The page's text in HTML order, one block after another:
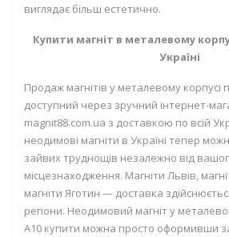
виглядає більш естетично.
Купити магніт в металевому
Україні
Продаж магнітів у металевому корпусі
доступний через зручний інтернет-
magnit88.com.ua з доставкою по всій
неодимові магніти в Україні тепер
зайвих труднощів незалежно від
місцезнаходження. Магніти Львів,
магніти Яготин — доставка
регіони. Неодимовий магніт у
А10 купити можна просто оформивши